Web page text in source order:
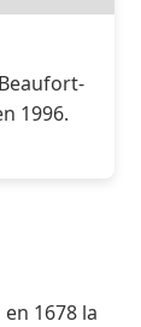
1996.
1678 la